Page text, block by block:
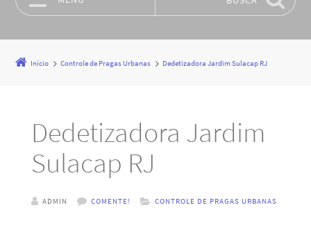
Início Controle de Pragas Urbanas Dedetizadora Jardim Sulacap RJ
Dedetizadora Jardim
Sulacap RJ
ADMIN COMENTE! CONTROLE DE PRAGAS URBANAS